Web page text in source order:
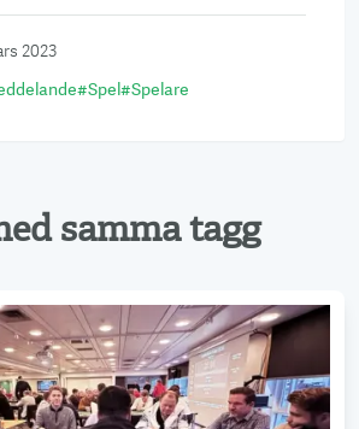
2023
#Spel#Spelare
samma tagg